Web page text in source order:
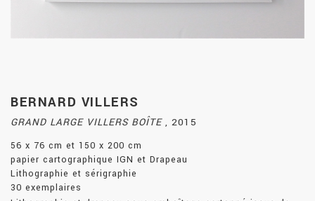
BERNARD VILLERS
GRAND LARGE VILLERS BOÎTE , 2015
56 x 76 cm et 150 x 200 cm
papier cartographique IGN et Drapeau
Lithographie et sérigraphie
30 exemplaires